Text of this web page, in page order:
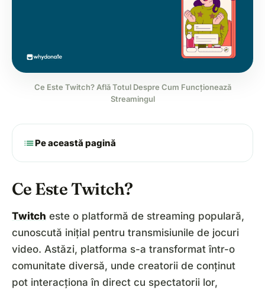
Ce Este Twitch? Află Totul Despre Cum Funcționează
Streamingul
listPe această pagină
Ce Este Twitch?
Twitch este o platformă de streaming populară,
cunoscută inițial pentru transmisiunile de jocuri
video. Astăzi, platforma s-a transformat într-o
comunitate diversă, unde creatorii de conținut
pot interacționa în direct cu spectatorii lor,